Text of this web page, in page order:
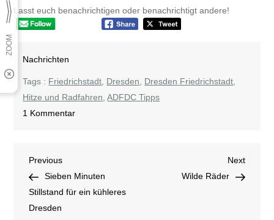
Lasst euch benachrichtigen oder benachrichtigt andere!
Nachrichten
Tags : Friedrichstadt, Dresden, Dresden Friedrichstadt,
Hitze und Radfahren,ADFDC Tipps
1 Kommentarzu
Beitragsnavigation
Previous
Post
Previous
Sieben Minuten
Stillstand für ein kühleres
Dresden
Next
Post
Next
Wilde Räder